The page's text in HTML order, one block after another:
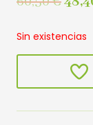
Sin existencias